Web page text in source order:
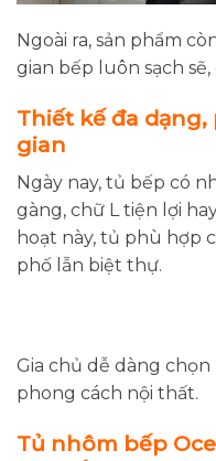
Ngoài ra, sản phẩm
gian bếp luôn sạch
Thiết kế đa
gian
Ngày nay, tủ bếp có
gàng, chữ L tiện lợi
hoạt này, tủ phù hợp
phố lẫn biệt thự.
Gia chủ dễ dàng
phong cách nội thất.
Tủ nhôm bếp